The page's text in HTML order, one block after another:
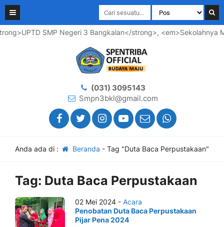
SMP Negeri 3 Bangkalan</strong>, <em>Sekolahnya
(031) 3095143
Smpn3bkl@gmail.com
Anda ada di : Beranda - Tag "Duta Baca Perpustakaan"
Tag: Duta Baca Perpustakaan
02 Mei 2024 - Acara
Penobatan Duta Baca Perpustakaan
Pijar Pena 2024